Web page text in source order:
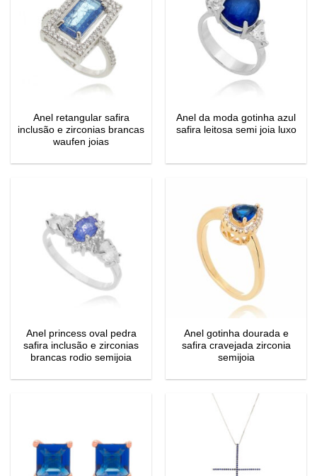
Anel retangular safira
inclusão e zirconias brancas
waufen joias
Anel da moda gotinha azul
safira leitosa semi joia luxo
Anel princess oval pedra
safira inclusão e zirconias
brancas rodio semijoia
Anel gotinha dourada e
safira cravejada zirconia
semijoia